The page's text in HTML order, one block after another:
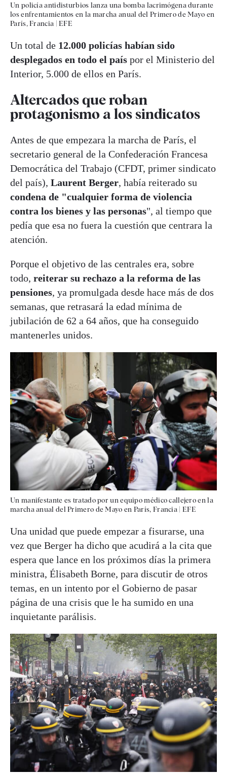
Un policía antidisturbios lanza una bomba lacrimógena durante
los enfrentamientos en la marcha anual del Primero de Mayo en
París, Francia |EFE
Un total de 12.000 policías habían sido
desplegados en todo el país por el Ministerio del
Interior, 5.000 de ellos en París.
Altercados que roban
protagonismo a los sindicatos
Antes de que empezara la marcha de París, el
secretario general de la Confederación Francesa
Democrática del Trabajo (CFDT, primer sindicato
del país), Laurent Berger, había reiterado su
condena de "cualquier forma de violencia
contra los bienes y las personas", al tiempo que
pedía que esa no fuera la cuestión que centrara la
atención.
Porque el objetivo de las centrales era, sobre
todo, reiterar su rechazo a la reforma de las
pensiones, ya promulgada desde hace más de dos
semanas, que retrasará la edad mínima de
jubilación de 62 a 64 años, que ha conseguido
mantenerles unidos.
Un manifestante es tratado por un equipo médico callejero en la
marcha anual del Primero de Mayo en París, Francia
EFE
Una unidad que puede empezar a fisurarse, una
vez que Berger ha dicho que acudirá a la cita que
espera que lance en los próximos días la primera
ministra, Élisabeth Borne, para discutir de otros
temas, en un intento por el Gobierno de pasar
página de una crisis que le ha sumido en una
inquietante parálisis.